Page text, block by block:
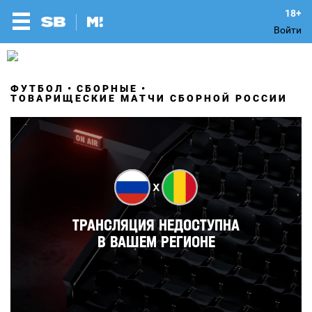
Войти
ФУТБОЛ
СБОРНЫЕ
ТОВАРИЩЕСКИЕ МАТЧИ СБОРНОЙ РОССИИ